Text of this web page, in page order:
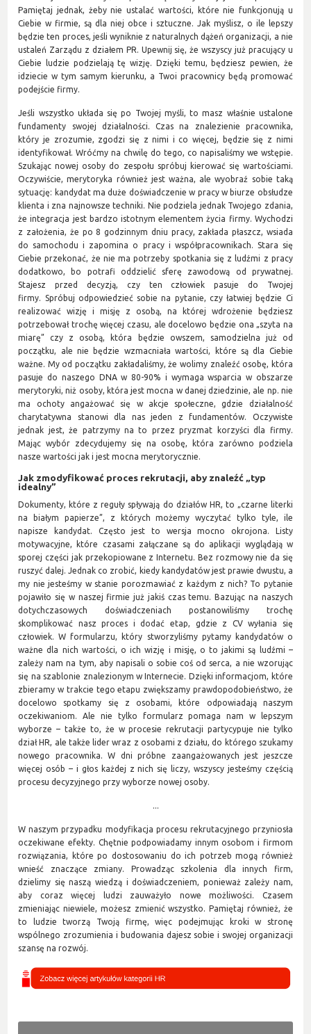
Pamiętaj jednak, żeby nie ustalać wartości, które nie funkcjonują u
Ciebie w firmie, są dla niej obce i sztuczne. Jak myślisz, o ile lepszy
będzie ten proces, jeśli wyniknie z naturalnych dążeń organizacji, a nie
ustaleń Zarządu z działem PR. Upewnij się, że wszyscy już pracujący u
Ciebie ludzie podzielają tę wizję. Dzięki temu, będziesz pewien, że
idziecie w tym samym kierunku, a Twoi pracownicy będą promować
podejście firmy.
Jeśli wszystko układa się po Twojej myśli, to masz właśnie ustalone
fundamenty swojej działalności. Czas na znalezienie pracownika,
który je zrozumie, zgodzi się z nimi i co więcej, będzie się z nimi
identyfikował. Wróćmy na chwilę do tego, co napisaliśmy we wstępie.
Szukając nowej osoby do zespołu spróbuj kierować się wartościami.
Oczywiście, merytoryka również jest ważna, ale wyobraź sobie taką
sytuację: kandydat ma duże doświadczenie w pracy w biurze obsłudze
klienta i zna najnowsze techniki. Nie podziela jednak Twojego zdania,
że integracja jest bardzo istotnym elementem życia firmy. Wychodzi
z założenia, że po 8 godzinnym dniu pracy, zakłada płaszcz, wsiada
do samochodu i zapomina o pracy i współpracownikach. Stara się
Ciebie przekonać, że nie ma potrzeby spotkania się z ludźmi z pracy
dodatkowo, bo potrafi oddzielić sferę zawodową od prywatnej.
Stajesz przed decyzją, czy ten człowiek pasuje do Twojej
firmy. Spróbuj odpowiedzieć sobie na pytanie, czy łatwiej będzie Ci
realizować wizję i misję z osobą, na której wdrożenie będziesz
potrzebował trochę więcej czasu, ale docelowo będzie ona „szyta na
miarę” czy z osobą, która będzie owszem, samodzielna już od
początku, ale nie będzie wzmacniała wartości, które są dla Ciebie
ważne. My od początku zakładaliśmy, że wolimy znaleźć osobę, która
pasuje do naszego DNA w 80-90% i wymaga wsparcia w obszarze
merytoryki, niż osoby, która jest mocna w danej dziedzinie, ale np. nie
ma ochoty angażować się w akcje społeczne, gdzie działalność
charytatywna stanowi dla nas jeden z fundamentów. Oczywiste
jednak jest, że patrzymy na to przez pryzmat korzyści dla firmy.
Mając wybór zdecydujemy się na osobę, która zarówno podziela
nasze wartości jak i jest mocna merytorycznie.
Jak zmodyfikować proces rekrutacji, aby znaleźć „typ
idealny”
Dokumenty, które z reguły spływają do działów HR, to „czarne literki
na białym papierze”, z których możemy wyczytać tylko tyle, ile
napisze kandydat. Często jest to wersja mocno okrojona. Listy
motywacyjne, które czasami załączane są do aplikacji wyglądają w
sporej części jak przekopiowane z Internetu. Bez rozmowy nie da się
ruszyć dalej. Jednak co zrobić, kiedy kandydatów jest prawie dwustu, a
my nie jesteśmy w stanie porozmawiać z każdym z nich? To pytanie
pojawiło się w naszej firmie już jakiś czas temu. Bazując na naszych
dotychczasowych doświadczeniach postanowiliśmy trochę
skomplikować nasz proces i dodać etap, gdzie z CV wyłania się
człowiek. W formularzu, który stworzyliśmy pytamy kandydatów o
ważne dla nich wartości, o ich wizję i misję, o to jakimi są ludźmi –
zależy nam na tym, aby napisali o sobie coś od serca, a nie wzorując
się na szablonie znalezionym w Internecie. Dzięki informacjom, które
zbieramy w trakcie tego etapu zwiększamy prawdopodobieństwo, że
docelowo spotkamy się z osobami, które odpowiadają naszym
oczekiwaniom. Ale nie tylko formularz pomaga nam w lepszym
wyborze – także to, że w procesie rekrutacji partycypuje nie tylko
dział HR, ale także lider wraz z osobami z działu, do którego szukamy
nowego pracownika. W dni próbne zaangażowanych jest jeszcze
więcej osób – i głos każdej z nich się liczy, wszyscy jesteśmy częścią
procesu decyzyjnego przy wyborze nowej osoby.
...
W naszym przypadku modyfikacja procesu rekrutacyjnego przyniosła
oczekiwane efekty. Chętnie podpowiadamy innym osobom i firmom
rozwiązania, które po dostosowaniu do ich potrzeb mogą również
wnieść znaczące zmiany. Prowadząc szkolenia dla innych firm,
dzielimy się naszą wiedzą i doświadczeniem, ponieważ zależy nam,
aby coraz więcej ludzi zauważyło nowe możliwości. Czasem
zmieniając niewiele, możesz zmienić wszystko. Pamiętaj również, że
to ludzie tworzą Twoją firmę, więc podejmując kroki w stronę
wspólnego zrozumienia i budowania dajesz sobie i swojej organizacji
szansę na rozwój.